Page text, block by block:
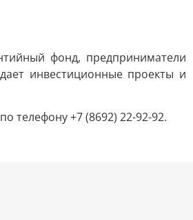
фонд, предприниматели
инвестиционные проекты и
телефону +7 (8692) 22-92-92.